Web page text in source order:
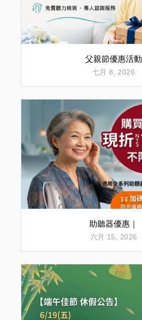
父親節優惠活動
七月 8, 2026
助聽器優惠｜
六月 15, 2026